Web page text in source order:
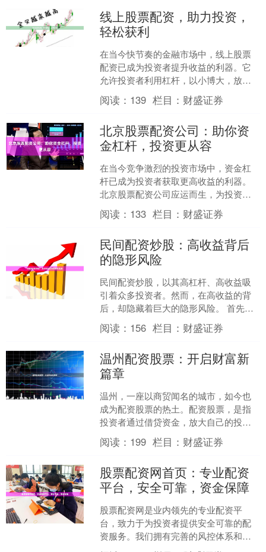
线上股票配资，助力投资，
轻松获利
在当今快节奏的金融市场中，线上股票
配资已成为投资者提升收益的利器。它
允许投资者利用杠杆，以小博大，放大
投资收益。 **什么是线上股票配资？**
线上股票配资是一....
阅读： 139 栏目： 财盛证券
北京股票配资公司：助你资
金杠杆，投资更从容
在当今竞争激烈的投资市场中，资金杠
杆已成为投资者获取更高收益的利器。
北京股票配资公司应运而生，为投资者
提供资金杠杆服务，助力其投资更从
容。 股票配资，是指投资者....
阅读： 133 栏目： 财盛证券
民间配资炒股：高收益背后
的隐形风险
民间配资炒股，以其高杠杆、高收益吸
引着众多投资者。然而，在高收益的背
后，却隐藏着巨大的隐形风险。 首先，
民间配资往往缺乏监管，资金来源不
明，存在资金链断裂的风险....
阅读： 156 栏目： 财盛证券
温州配资股票：开启财富新
篇章
温州，一座以商贸闻名的城市，如今也
成为配资股票的热土。配资股票，是指
投资者通过借贷资金，放大自己的投资
规模，从而获得更高的收益。 在温州，
配资股票已成为许多投资....
阅读： 199 栏目： 财盛证券
股票配资网首页：专业配资
平台，安全可靠，资金保障
股票配资网是业内领先的专业配资平
台，致力于为投资者提供安全可靠的配
资服务。我们拥有完善的风控体系和资
金保障机制，确保您的资金安全无虞。